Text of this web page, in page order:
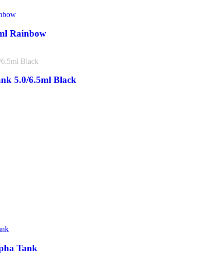
Rainbow
5.0/6.5ml Black
Tank